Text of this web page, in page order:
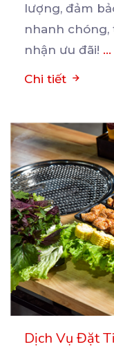
lượng, đảm
nhanh chóng,
nhận ưu đãi! ...
Chi tiết
Dịch Vụ Đặt